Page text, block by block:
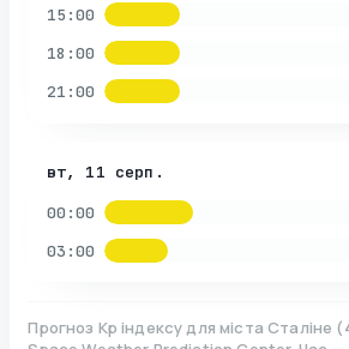
15:00
18:00
21:00
вт, 11 серп.
00:00
03:00
Прогноз Kp індексу для міста Сталіне (